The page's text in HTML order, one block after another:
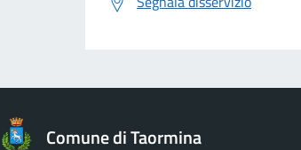
Comune di Taormina